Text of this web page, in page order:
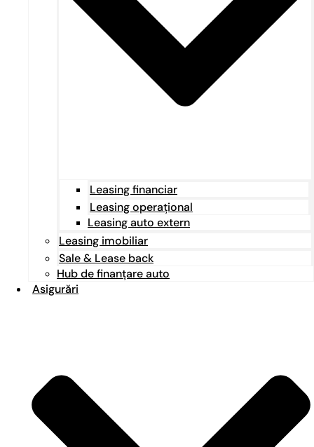
Leasing financiar
Leasing operațional
Leasing auto extern
Leasing imobiliar
Sale & Lease back
Hub de finanțare auto
Asigurări